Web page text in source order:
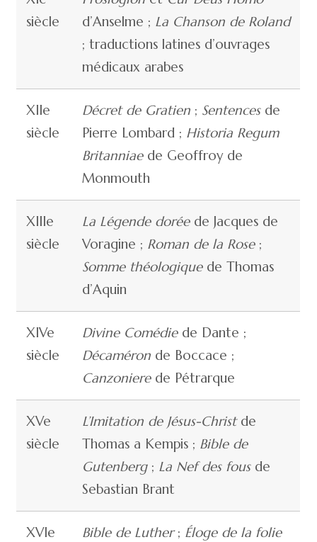
siècle
d’Anselme ; La Chanson de Roland
; traductions latines d’ouvrages
médicaux arabes
XIIe
siècle
Décret de Gratien ; Sentencesde
Pierre Lombard ; Historia Regum
Britanniaede Geoffroy de
Monmouth
XIIIe
siècle
La Légende doréede Jacques de
Voragine ; Roman de la Rose;
Somme théologiquede Thomas
d’Aquin
XIVe
siècle
Divine Comédiede Dante ;
Décaméron de Boccace ;
Canzonierede Pétrarque
XVe
siècle
L’Imitation de Jésus-Christde
Thomas a Kempis ; Bible de
Gutenberg; La Nef des fousde
Sebastian Brant
XVIe
Bible de Luther; Éloge de la folie